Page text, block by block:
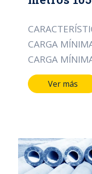
CARGA
CARGA
LONGITUD
DE ACERO
CAL/12 PESO
NORMA:
Ver más